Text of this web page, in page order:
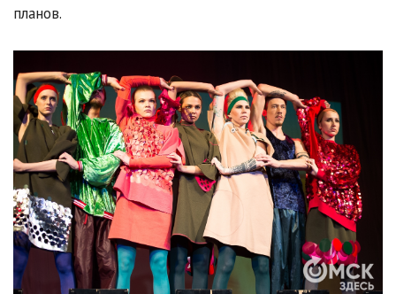
планов.